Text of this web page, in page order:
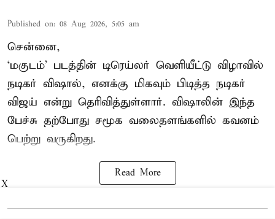
Published on: 08 Aug 2026, 5:05 am
சென்னை,
‘மகுடம்’ படத்தின் டிரெய்லர் வெளியீட்டு விழாவில்
நடிகர் விஷால், எனக்கு மிகவும் பிடித்த நடிகர்
விஜய் என்று தெரிவித்துள்ளார். விஷாலின் இந்த
பேச்சு தற்போது சமூக வலைதளங்களில் கவனம்
பெற்று வருகிறது.
Read More
X